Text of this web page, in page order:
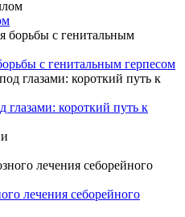
с генитальным герпесом
глазами: короткий путь к
лечения себорейного